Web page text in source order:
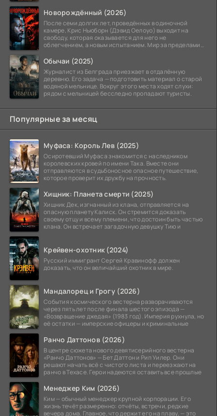
Новорождённый (2026)
После семи долгих лет, проведённых в одиночной
камере, Крис Ньюборн (Дэвид Оелоуо) выходит на
свободу, которая оказывается для него не
облегчением, а новым испытанием. Мир за пределами
Обычаи (2025)
Журналист из Белграда приезжает в отдалённую
деревню. Его задача — подготовить материал о старой
водяной мельнице. Вокруг этого места ходят слухи:
рядом с мельницей бесследно пропадают туристы.
Популярные за месяц
Муфаса: Король Лев (2025)
Осиротевший Муфаса знакомится с наследником
королевских кровей по имени Така. Вместе они
отправляются в судьбоносное опасное путешествие,
которое проверит их дружбу на прочность.
Хищник: Планета смерти (2025)
Хищник Дек, изгнанный из клана, отправляется на
опасную планету Калиск. Он стремится доказать
своему отцу и всему племени, что достоин быть частью
клана. Он встречает загадочную девушку Тию и
Крейвен-охотник (2024)
Русский иммигрант Сергей Кравинофф должен
доказать, что он величайший охотник в мире.
Мандалорец и Грогу (2026)
События космического вестерна разворачиваются
через пять лет после финала шестого эпизода —
«Возвращение джедая» (1983 год). Империя рухнула, но
её остатки — имперские офицеры и криминальные
Ранчо Даттонов (2026)
В центре сюжета нового девятисерийного вестерна
«Ранчо Даттонов» — Бет Даттон и Рип Уилер. Они
решают начать всё с чистого листа и переезжают на
ранчо в Техасе. Герои надеются оставить все прошлые
Менеджер Ким (2026)
Ким — обычный менеджер крупной корпорации. Его
жизнь течёт размеренно: отчёты, встречи, редкие
вечера дома. Главное, что держит его на плаву, — это